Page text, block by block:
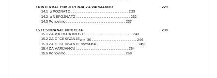
14 INTERVAL POVJERENJA ZA VARIJANCU 229
14.1 µ POZNATO . . . . . . . . . . . . . . . . . . . . . . . . . . . . . . . . 229
14.2 µ NEPOZNATO . . . . . . . . . . . . . . . . . . . . . . . . . . . . . . 232
14.3 Ponovimo . . . . . . . . . . . . . . . . . . . . . . . . . . . . . . . . . 237
15 TESTIRANJE HIPOTEZA
239
15.1 ZA VJEROJATNOST . . . . . . . . . . . . . . . . . . . . . . . . . . . 243
15.2 ZA O ˇCEKIVANJEn > 30 . . . . . . . . . . . . . . . . . . . . . . . . . 246
15.3 ZA O ˇCEKIVANJE normalne . . . . . . . . . . . . . . . . . . . . . . . 249
15.4 ZA VARIJANCU . . . . . . . . . . . . . . . . . . . . . . . . . . . . . 254
15.5 Ponovimo . . . . . . . . . . . . . . . . . . . . . . . . . . . . . . . . . 258